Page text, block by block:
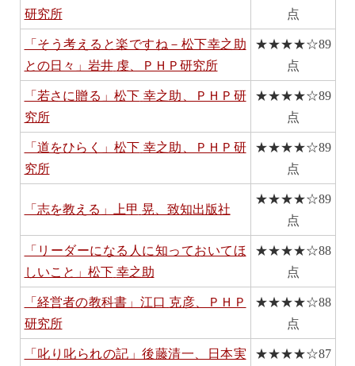
研究所
点
「そう考えると楽ですね－松下幸之助
との日々」岩井 虔、ＰＨＰ研究所
★★★★☆89
点
「若さに贈る」松下 幸之助、ＰＨＰ研
究所
★★★★☆89
点
「道をひらく」松下 幸之助、ＰＨＰ研
究所
★★★★☆89
点
「志を教える」上甲 晃、致知出版社
★★★★☆89
点
「リーダーになる人に知っておいてほ
しいこと」松下 幸之助
★★★★☆88
点
「経営者の教科書」江口 克彦、ＰＨＰ
研究所
★★★★☆88
点
「叱り叱られの記」後藤清一、日本実
★★★★☆87